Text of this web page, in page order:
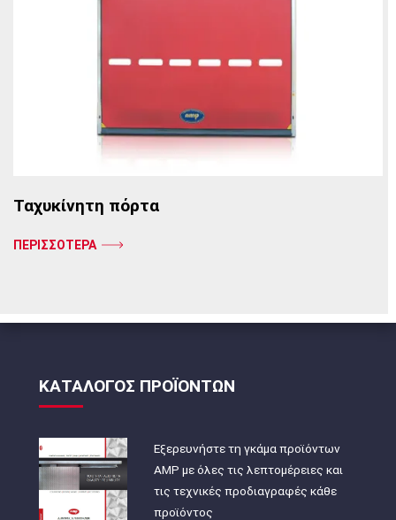
Ταχυκίνητη πόρτα
ΠΕΡΙΣΣΟΤΕΡΑ
ΚΑΤΑΛΟΓΟΣ ΠΡΟΪΟΝΤΩΝ
Εξερευνήστε τη γκάμα προϊόντων
AMP με όλες τις λεπτομέρειες και
τις τεχνικές προδιαγραφές κάθε
προϊόντος